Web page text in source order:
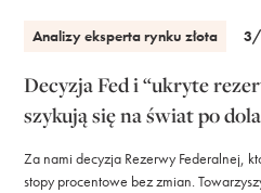
Analizy eksperta rynku złota
Decyzja Fed i “ukryte
szykują się na świat po
Za nami decyzja Rezerwy Federalnej,
stopy procentowe bez zmian.